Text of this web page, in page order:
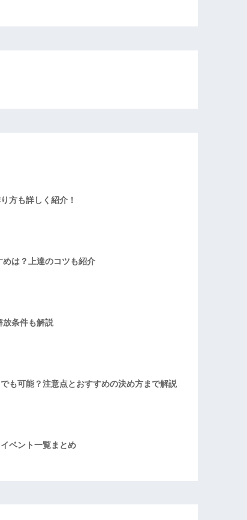
方も詳しく紹介！
めは？上達のコツも紹介
放条件も解説
も可能？注意点とおすすめの決め方まで解説
ベント一覧まとめ